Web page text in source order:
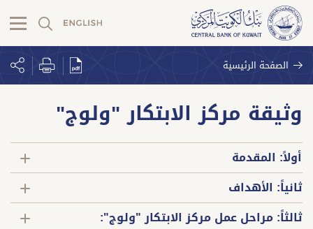
الصفحة الرئيسية
وثيقة مركز الابتكار "ولوج"
أولاً: المقدمة
ثانياً: الأهداف
ثالثاً: مراحل عمل مركز الابتكار "ولوج":